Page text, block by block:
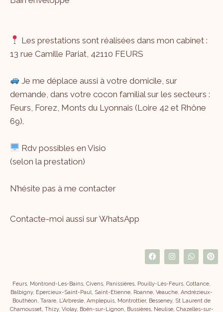
Les prestations sont réalisées dans mon cabinet :
13 rue Camille Pariat, 42110 FEURS
Je me déplace aussi à votre domicile, sur
demande, dans votre cocon familial sur les secteurs :
Feurs, Forez, Monts du Lyonnais (Loire 42 et Rhône
69).
Rdv possibles en Visio
(selon la prestation)
N’hésite pas à me contacter
Contacte-moi aussi sur WhatsApp
Feurs, Montrond-Les-Bains, Civens, Panissières, Pouilly-Lès-Feurs, Cottance,
Balbigny, Epercieux-Saint-Paul, Saint-Etienne, Roanne, Veauche, Andrézieux-
Bouthéon, Tarare, L’Arbresle, Amplepuis, Montrottier, Besseney, St Laurent de
Chamousset, Thizy, Violay, Boën-sur-Lignon, Bussières, Neulise, Chazelles-sur-